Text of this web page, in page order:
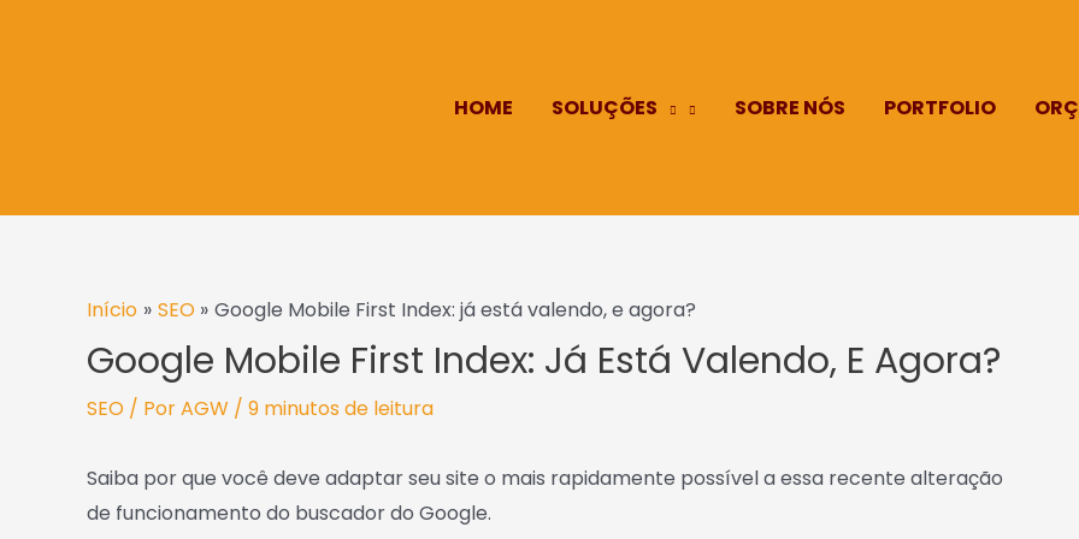
HOME SOLUÇÕES SOBRE NÓS PORTFOLIO
Início SEO Google Mobile First Index: já está valendo, e agora?
Google Mobile First Index: Já Está Valendo, E Agora?
SEO / PorAGW / 9 minutos de leitura
Saiba por que você deve adaptar seu site o mais rapidamente possível a essa recente alteração
de funcionamento do buscador do Google.
Post
navigation